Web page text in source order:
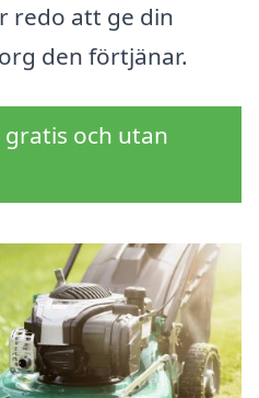
redo att ge din
den förtjänar.
gratis och utan